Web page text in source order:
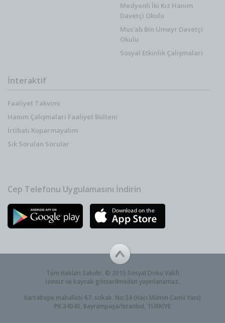
Medyenli İki Kız Hanım
Davetçi Okulu
Mus’ab Bin Umeyr Davetçi
Okulu
Sosyal Etkinlik Çalışmaları
İnteraktif
Faaliyet Takvimi
Hanım Çalışmaları Faaliyet Bülteni
İrtibatı Koparmayalım
Sık Sorulan Sorular
Cep Telefonu Uygulamasını İndirin
Tüm Hakları Sakıdır. © 2015 Sosyal Doku Vakfı
İzinsiz ve kaynak gösterilmeden yayınlanamaz.
Kartaltepe mahallesi 67. sokak. No:24 (Hacı Mümin Camii Yanı)
PK 34040, Bayrampaşa/İstanbul, TÜRKİYE